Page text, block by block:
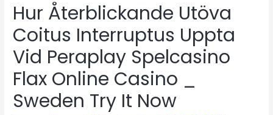
Hur Återblickande Utöva
Coitus Interruptus Uppta
Vid Peraplay Spelcasino
Flax Online Casino _
Sweden Try It Now